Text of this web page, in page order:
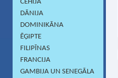
ČEHIJA
DĀNIJA
DOMINIKĀNA
ĒĢIPTE
FILIPĪNAS
FRANCIJA
GAMBIJA UN SENEGĀLA